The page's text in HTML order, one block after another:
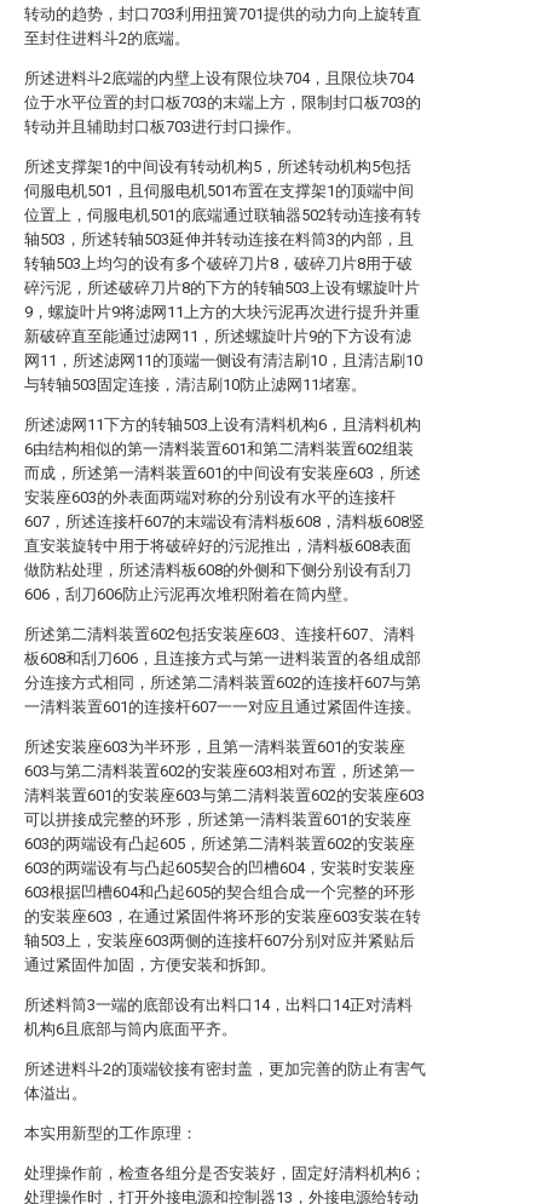
转动的趋势，封口703利用扭簧701提供的动力向上旋转直
至封住进料斗2的底端。
所述进料斗2底端的内壁上设有限位块704，且限位块704
位于水平位置的封口板703的末端上方，限制封口板703的
转动并且辅助封口板703进行封口操作。
所述支撑架1的中间设有转动机构5，所述转动机构5包括
伺服电机501，且伺服电机501布置在支撑架1的顶端中间
位置上，伺服电机501的底端通过联轴器502转动连接有转
轴503，所述转轴503延伸并转动连接在料筒3的内部，且
转轴503上均匀的设有多个破碎刀片8，破碎刀片8用于破
碎污泥，所述破碎刀片8的下方的转轴503上设有螺旋叶片
9，螺旋叶片9将滤网11上方的大块污泥再次进行提升并重
新破碎直至能通过滤网11，所述螺旋叶片9的下方设有滤
网11，所述滤网11的顶端一侧设有清洁刷10，且清洁刷10
与转轴503固定连接，清洁刷10防止滤网11堵塞。
所述滤网11下方的转轴503上设有清料机构6，且清料机构
6由结构相似的第一清料装置601和第二清料装置602组装
而成，所述第一清料装置601的中间设有安装座603，所述
安装座603的外表面两端对称的分别设有水平的连接杆
607，所述连接杆607的末端设有清料板608，清料板608竖
直安装旋转中用于将破碎好的污泥推出，清料板608表面
做防粘处理，所述清料板608的外侧和下侧分别设有刮刀
606，刮刀606防止污泥再次堆积附着在筒内壁。
所述第二清料装置602包括安装座603、连接杆607、清料
板608和刮刀606，且连接方式与第一进料装置的各组成部
分连接方式相同，所述第二清料装置602的连接杆607与第
一清料装置601的连接杆607一一对应且通过紧固件连接。
所述安装座603为半环形，且第一清料装置601的安装座
603与第二清料装置602的安装座603相对布置，所述第一
清料装置601的安装座603与第二清料装置602的安装座603
可以拼接成完整的环形，所述第一清料装置601的安装座
603的两端设有凸起605，所述第二清料装置602的安装座
603的两端设有与凸起605契合的凹槽604，安装时安装座
603根据凹槽604和凸起605的契合组合成一个完整的环形
的安装座603，在通过紧固件将环形的安装座603安装在转
轴503上，安装座603两侧的连接杆607分别对应并紧贴后
通过紧固件加固，方便安装和拆卸。
所述料筒3一端的底部设有出料口14，出料口14正对清料
机构6且底部与筒内底面平齐。
所述进料斗2的顶端铰接有密封盖，更加完善的防止有害气
体溢出。
本实用新型的工作原理：
处理操作前，检查各组分是否安装好，固定好清料机构6；
处理操作时，打开外接电源和控制器13，外接电源给转动